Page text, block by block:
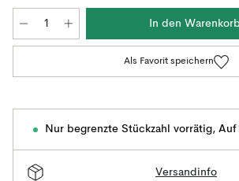
In den Warenkorb
Als Favorit speichern
Nur begrenzte Stückzahl vorrätig, Auf
Versandinfo